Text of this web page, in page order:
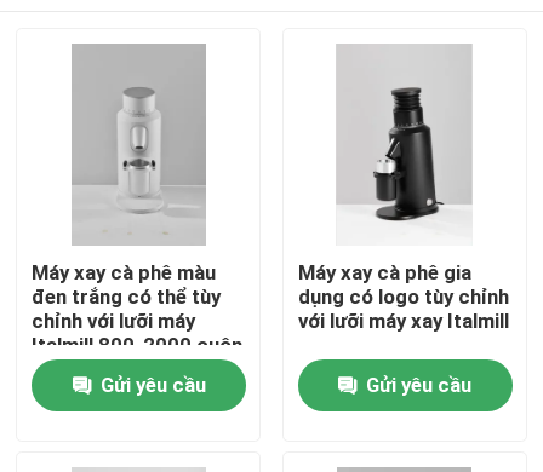
Nhà
Máy xay cà phê màu
đen trắng có thể tùy
chỉnh với lưỡi máy
Italmill 800-2000 cuộn
/ phút xoay
Gửi yêu cầu
Máy xay cà phê gia
dụng có logo tùy chỉnh
với lưỡi máy xay Italmill
Gửi yêu cầu